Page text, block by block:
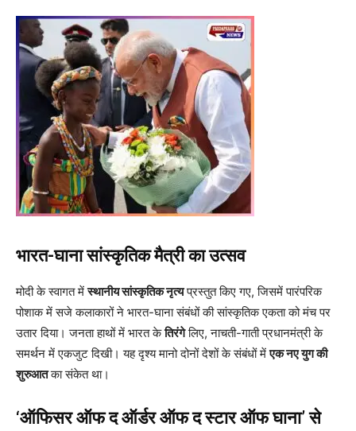
भारत-घाना सांस्कृतिक मैत्री का उत्सव
मोदी के स्वागत मेंस्थानीय सांस्कृतिक नृत्यप्रस्तुत किए गए, जिसमें पारंपरिक
पोशाक में सजे कलाकारों ने भारत-घाना संबंधों की सांस्कृतिक एकता को मंच पर
उतार दिया। जनता हाथों में भारत केतिरंगेलिए, नाचती-गाती प्रधानमंत्री के
समर्थन में एकजुट दिखी। यह दृश्य मानो दोनों देशों के संबंधों मेंएक नए युग की
शुरुआतका संकेत था।
‘ऑफिसर ऑफ द ऑर्डर ऑफ द स्टार ऑफ घाना’ से